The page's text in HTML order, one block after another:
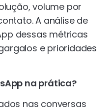
volume por
A análise de
dessas métricas
e prioridades
na prática?
nas conversas